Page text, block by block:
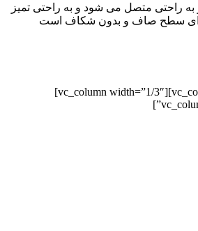
به راحتی متصل می شود و به راحتی تمیز
سطح صاف و بدون شکاف است
[/vc_column_text][/vc_column][vc_column width=”1/3″]